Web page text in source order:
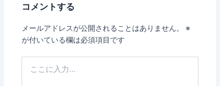
コメントする
メールアドレスが公開されることはありません。
※
が付いている欄は必須項目です